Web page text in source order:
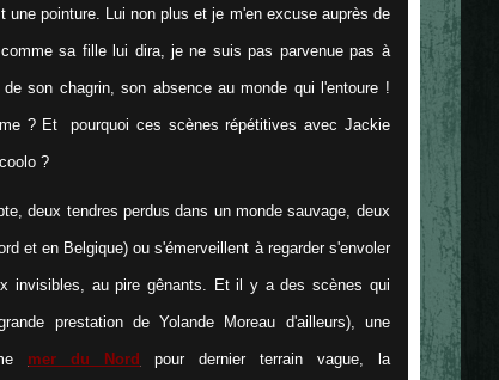
une pointure. Lui non plus et je m'en excuse auprès de
sa fille lui dira, je ne suis pas parvenue pas à
son chagrin, son absence au monde qui l'entoure !
? Et pourquoi ces scènes répétitives avec Jackie
?
deux tendres perdus dans un monde sauvage, deux
et en Belgique) ou s'émerveillent à regarder s'envoler
invisibles, au pire gênants. Et il y a des scènes qui
prestation de Yolande Moreau d'ailleurs), une
mer du Nord pour dernier terrain vague, la